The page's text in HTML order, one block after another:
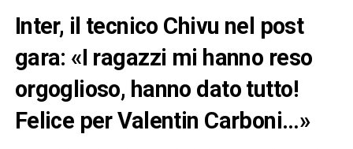
Inter, il tecnico Chivu nel post
gara: «I ragazzi mi hanno reso
orgoglioso, hanno dato tutto!
Felice per Valentin Carboni…»